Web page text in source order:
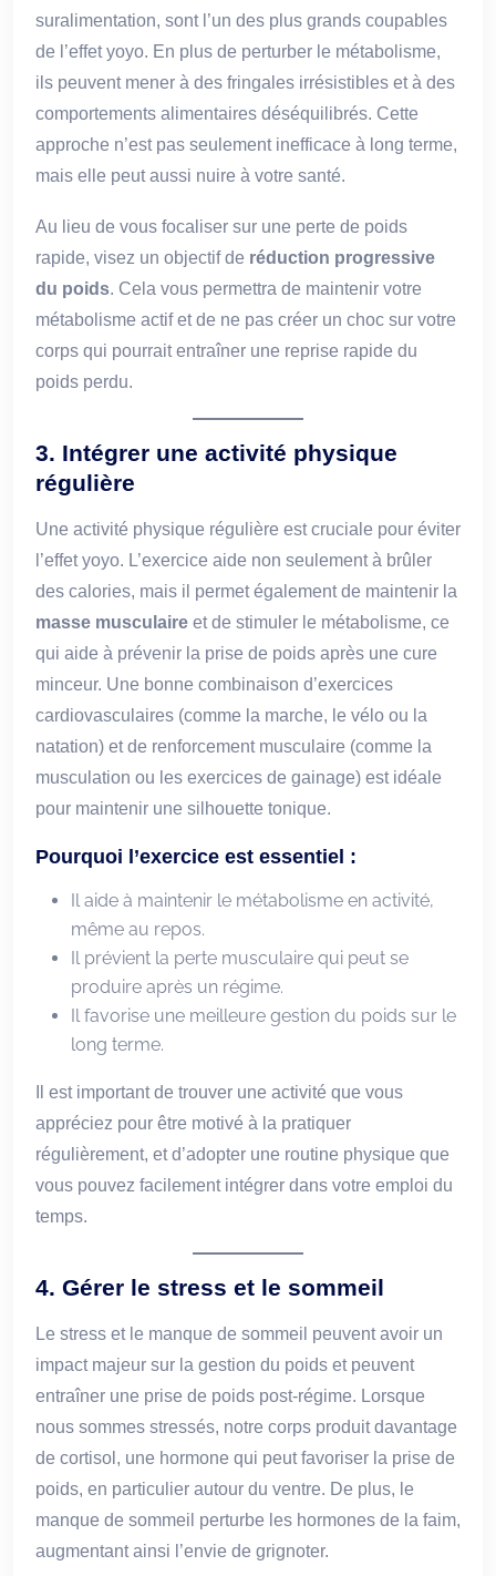
suralimentation, sont l’un des plus grands coupables
de l’effet yoyo. En plus de perturber le métabolisme,
ils peuvent mener à des fringales irrésistibles et à des
comportements alimentaires déséquilibrés. Cette
approche n’est pas seulement inefficace à long terme,
mais elle peut aussi nuire à votre santé.
Au lieu de vous focaliser sur une perte de poids
rapide, visez un objectif de réduction progressive
du poids. Cela vous permettra de maintenir votre
métabolisme actif et de ne pas créer un choc sur votre
corps qui pourrait entraîner une reprise rapide du
poids perdu.
3. Intégrer une activité physique
régulière
Une activité physique régulière est cruciale pour éviter
l’effet yoyo. L’exercice aide non seulement à brûler
des calories, mais il permet également de maintenir la
masse musculaire et de stimuler le métabolisme, ce
qui aide à prévenir la prise de poids après une cure
minceur. Une bonne combinaison d’exercices
cardiovasculaires (comme la marche, le vélo ou la
natation) et de renforcement musculaire (comme la
musculation ou les exercices de gainage) est idéale
pour maintenir une silhouette tonique.
Pourquoi l’exercice est essentiel :
Il aide à maintenir le métabolisme en activité,
même au repos.
Il prévient la perte musculaire qui peut se
produire après un régime.
Il favorise une meilleure gestion du poids sur le
long terme.
Il est important de trouver une activité que vous
appréciez pour être motivé à la pratiquer
régulièrement, et d’adopter une routine physique que
vous pouvez facilement intégrer dans votre emploi du
temps.
4. Gérer le stress et le sommeil
Le stress et le manque de sommeil peuvent avoir un
impact majeur sur la gestion du poids et peuvent
entraîner une prise de poids post-régime. Lorsque
nous sommes stressés, notre corps produit davantage
de cortisol, une hormone qui peut favoriser la prise de
poids, en particulier autour du ventre. De plus, le
manque de sommeil perturbe les hormones de la faim,
augmentant ainsi l’envie de grignoter.